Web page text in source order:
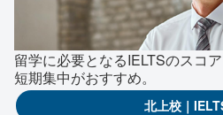
留学に必要となるIELTSのスコ
短期集中がおすすめ。
北上校｜